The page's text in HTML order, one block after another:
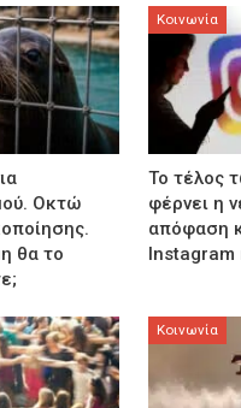
Οκτώ
θα το
Κοινωνία
To τέλος
φέρνει η
απόφαση
Instagram
Κοινωνία